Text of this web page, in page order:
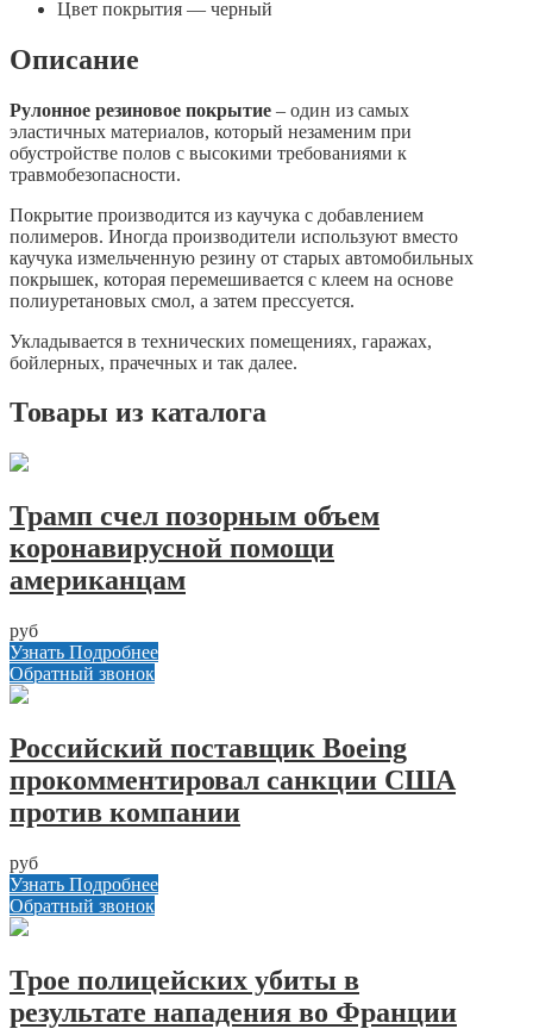
Цвет покрытия — черный
Описание
Рулонное резиновое покрытие – один из самых
эластичных материалов, который незаменим при
обустройстве полов с высокими требованиями к
травмобезопасности.
Покрытие производится из каучука с добавлением
полимеров. Иногда производители используют вместо
каучука измельченную резину от старых автомобильных
покрышек, которая перемешивается с клеем на основе
полиуретановых смол, а затем прессуется.
Укладывается в технических помещениях, гаражах,
бойлерных, прачечных и так далее.
Товары из каталога
Трамп счел позорным объем
коронавирусной помощи
американцам
руб
Узнать Подробнее
Обратный звонок
Российский поставщик Boeing
прокомментировал санкции США
против компании
руб
Узнать Подробнее
Обратный звонок
Трое полицейских убиты в
результате нападения во Франции